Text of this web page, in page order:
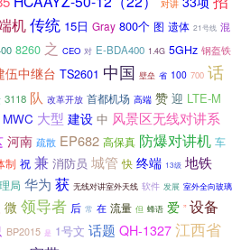
对讲
机传统 15日 Gray 800个 图 遗体 21号线 混
8260 之 CEO 对 E-BDA400 1.4G 5GHz 钢盔铁
伍中继台 TS2601 中国 壁垒 省 100 700 话
3118 队 改革开放 首都机场 高端 赞 迎 LTE-M
MWC 大型 建设 中 风景区无线对讲系
河南 疏散 EP682 高保真 防爆对讲机 车
制 祝 兼 消防员 城管 快 终端 13级 地铁
局 华为 获 无线对讲室外天线 软件 发展 室外全向玻璃
微 领导者 后 常 在 流量 但 蜂语 爱 ” 设备
BP2015 是 1号文 话题 QH-1327 江西省